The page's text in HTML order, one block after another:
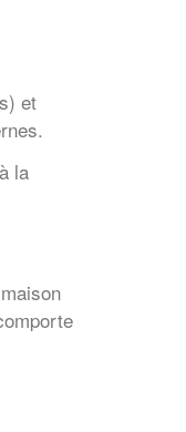
et
la